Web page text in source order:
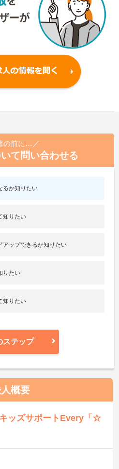
の前に…／
て問い合わせる
るか知りたい
知りたい
アップできるか知りたい
りたい
知りたい
ステップ
概要
キッズサポートEvery「☆